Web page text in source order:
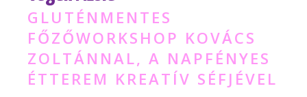
GLUTÉNMENTES
FŐZŐWORKSHOP KOVÁCS
ZOLTÁNNAL, A NAPFÉNYES
ÉTTEREM KREATÍV SÉFJÉVEL